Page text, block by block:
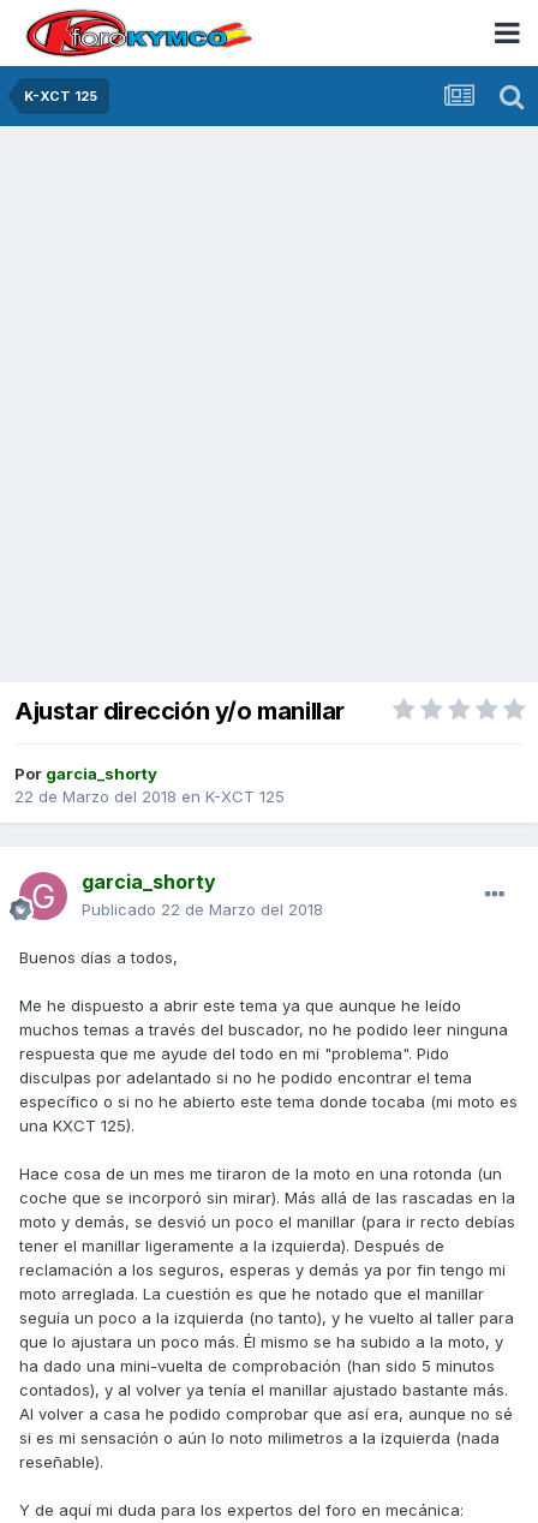
K-XCT 125
Ajustar dirección y/o manillar
Por garcia_shorty
22 de Marzo del 2018 en K-XCT 125
garcia_shorty
Publicado 22 de Marzo del 2018
Buenos días a todos,
Me he dispuesto a abrir este tema ya que aunque he leído
muchos temas a través del buscador, no he podido leer ninguna
respuesta que me ayude del todo en mi "problema". Pido
disculpas por adelantado si no he podido encontrar el tema
específico o si no he abierto este tema donde tocaba (mi moto es
una KXCT 125).
Hace cosa de un mes me tiraron de la moto en una rotonda (un
coche que se incorporó sin mirar). Más allá de las rascadas en la
moto y demás, se desvió un poco el manillar (para ir recto debías
tener el manillar ligeramente a la izquierda). Después de
reclamación a los seguros, esperas y demás ya por fin tengo mi
moto arreglada. La cuestión es que he notado que el manillar
seguía un poco a la izquierda (no tanto), y he vuelto al taller para
que lo ajustara un poco más. Él mismo se ha subido a la moto, y
ha dado una mini-vuelta de comprobación (han sido 5 minutos
contados), y al volver ya tenía el manillar ajustado bastante más.
Al volver a casa he podido comprobar que así era, aunque no sé
si es mi sensación o aún lo noto milimetros a la izquierda (nada
reseñable).
Y de aquí mi duda para los expertos del foro en mecánica: